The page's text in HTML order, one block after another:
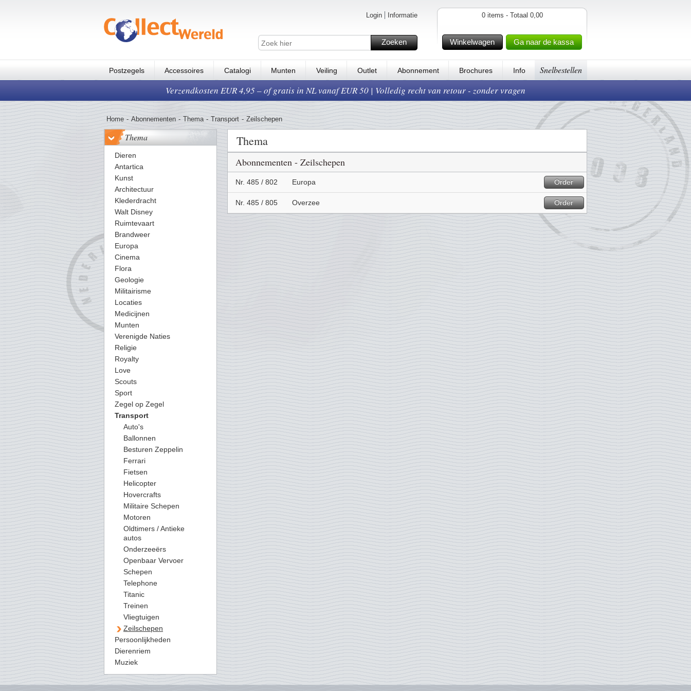
Login Informatie
Zoeken
0 items - Totaal 0,00
Winkelwagen Ga naar de kassa
Postzegels Accessoires Catalogi Munten Veiling Outlet Abonnement Brochures Info Snelbestellen
Verzendkosten EUR 4,95 – of gratis in NL vanaf EUR 50 | Volledig recht van retour - zonder vragen
Home - Abonnementen - Thema - Transport - Zeilschepen
Thema
Dieren
Antartica
Kunst
Architectuur
Klederdracht
Walt Disney
Ruimtevaart
Brandweer
Europa
Cinema
Flora
Geologie
Militairisme
Locaties
Medicijnen
Munten
Verenigde Naties
Religie
Royalty
Love
Scouts
Sport
Zegel op Zegel
Transport
Auto's
Ballonnen
Besturen Zeppelin
Ferrari
Fietsen
Helicopter
Hovercrafts
Militaire Schepen
Motoren
Oldtimers / Antieke
autos
Onderzeeërs
Openbaar Vervoer
Schepen
Telephone
Titanic
Treinen
Vliegtuigen
Zeilschepen
Persoonlijkheden
Dierenriem
Muziek
Thema
Abonnementen - Zeilschepen
Nr. 485 / 802 Europa Order
Nr. 485 / 805 Overzee Order